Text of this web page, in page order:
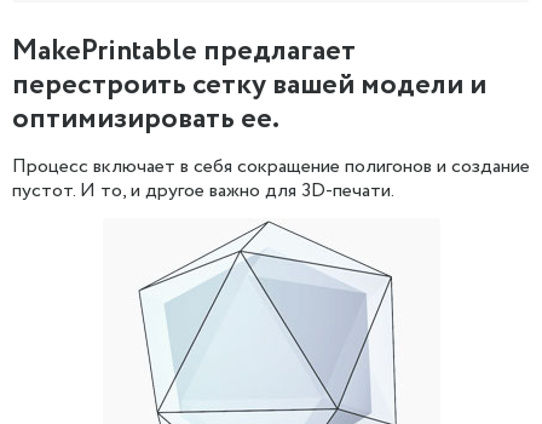
MakePrintable предлагает
перестроить сетку вашей модели и
оптимизировать ее.
Процесс включает в себя сокращение полигонов и создание
пустот. И то, и другое важно для 3D-печати.